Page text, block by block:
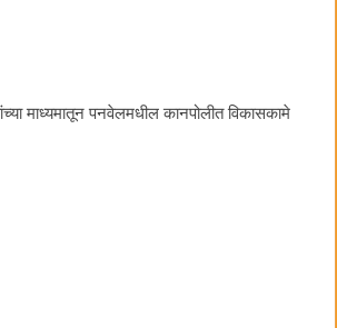
माध्यमातून पनवेलमधील कानपोलीत विकासकामे